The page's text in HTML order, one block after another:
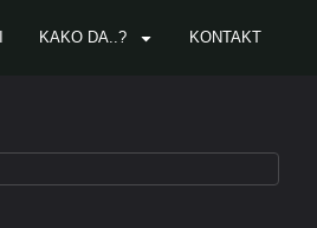
KAKO DA..? KONTAKT